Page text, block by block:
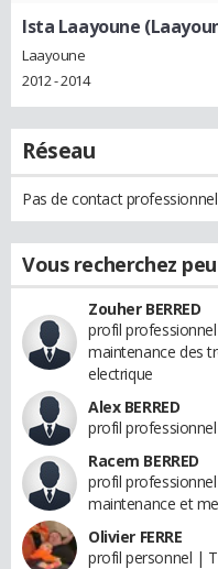
Ista Laayoune
Laayoune
2012 - 2014
Réseau
Pas de contact professionnel
Vous recherchez
Zouher BERRED
profil
maintenance des
electrique
Alex BERRED
profil
Racem BERRED
profil
maintenance et
Olivier FERRE
profil personnel |